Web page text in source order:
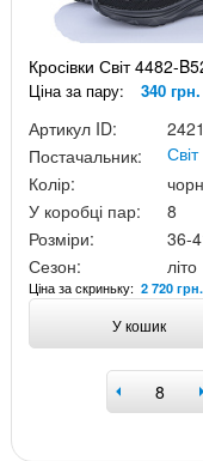
Кросівки Світ 4482-
Ціна за пару: 340 грн.
Артикул ID:
Постачальник:
Світ
Колір:
У коробці пар:
8
Розміри:
36-
Сезон:
літо
Ціна за скриньку: 2 720 грн.
У кошик